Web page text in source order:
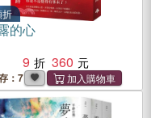
折
的心
9
360
：7